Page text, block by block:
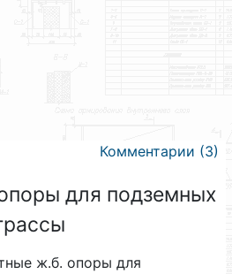
Комментарии (3)
для подземных
ж.б. опоры для